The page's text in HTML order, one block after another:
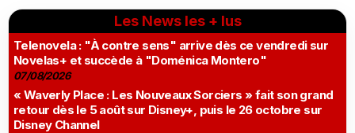
Les News les + lus
Telenovela : "À contre sens" arrive dès ce vendredi sur
Novelas+ et succède à "Doménica Montero"
07/08/2026
« Waverly Place : Les Nouveaux Sorciers » fait son grand
retour dès le 5 août sur Disney+, puis le 26 octobre sur
Disney Channel